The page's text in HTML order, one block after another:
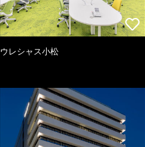
ウレシャス小松